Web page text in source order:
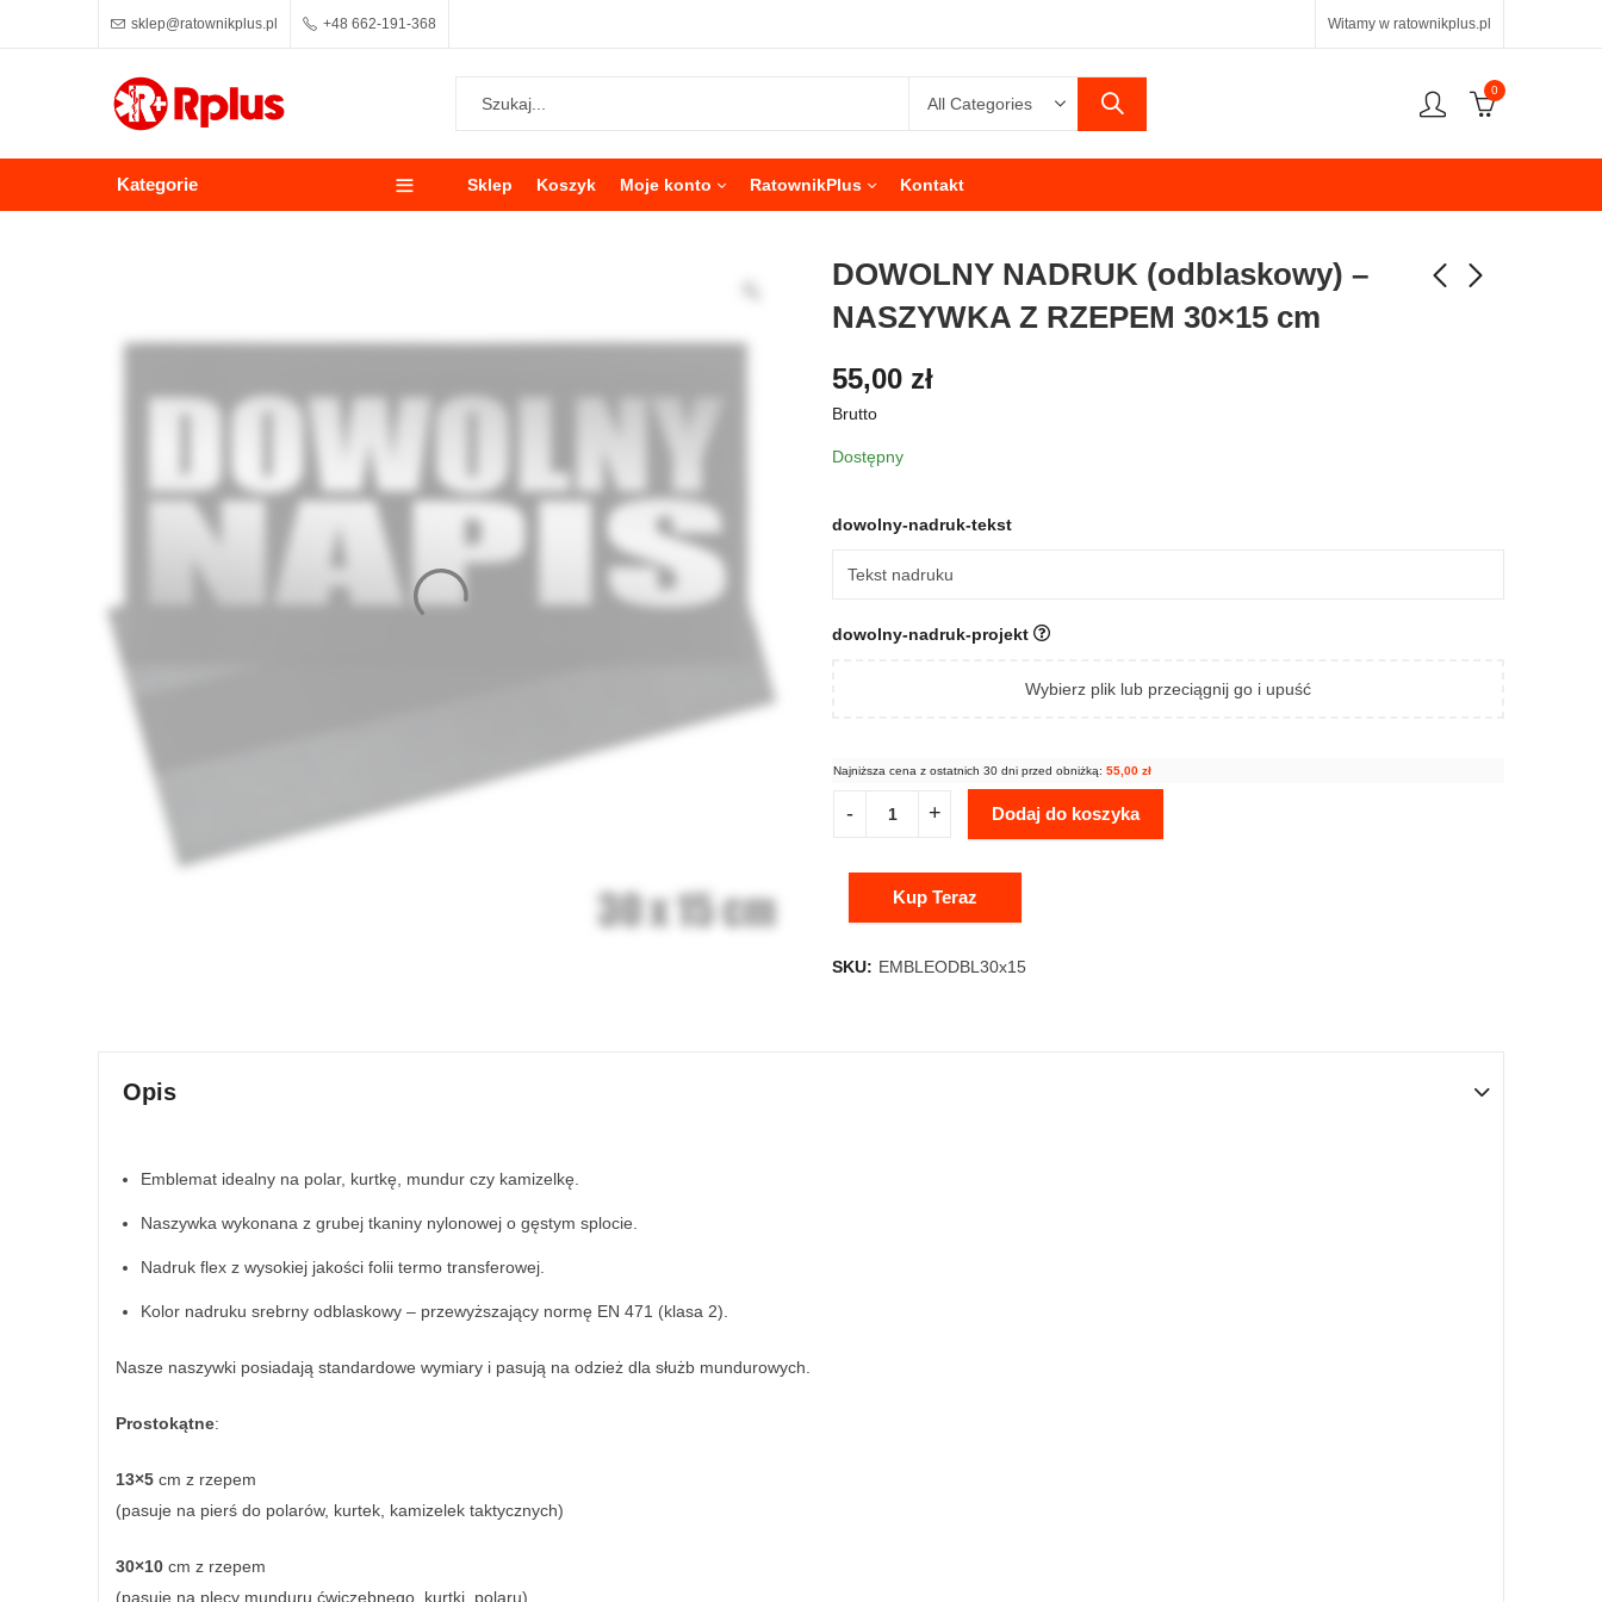
sklep@ratownikplus.pl +48 662-191-368 Witamy w ratownikplus.pl
0
Kategorie Sklep Koszyk Moje konto RatownikPlus Kontakt
DOWOLNY NADRUK (odblaskowy) –
NASZYWKA Z RZEPEM 30×15 cm
55,00 zł
Brutto
Dostępny
dowolny-nadruk-tekst
dowolny-nadruk-projekt
Wybierz plik lub przeciągnij go i upuść
Najniższa cena z ostatnich 30 dni przed obniżką: 55,00 zł
Dodaj do koszyka
Kup Teraz
SKU: EMBLEODBL30x15
Opis
Emblemat idealny na polar, kurtkę, mundur czy kamizelkę.
Naszywka wykonana z grubej tkaniny nylonowej o gęstym splocie.
Nadruk flex z wysokiej jakości folii termo transferowej.
Kolor nadruku srebrny odblaskowy – przewyższający normę EN 471 (klasa 2).
Nasze naszywki posiadają standardowe wymiary i pasują na odzież dla służb mundurowych.
Prostokątne:
13×5 cm z rzepem
(pasuje na pierś do polarów, kurtek, kamizelek taktycznych)
30×10 cm z rzepem
(pasuje na plecy munduru ćwiczebnego, kurtki, polaru)